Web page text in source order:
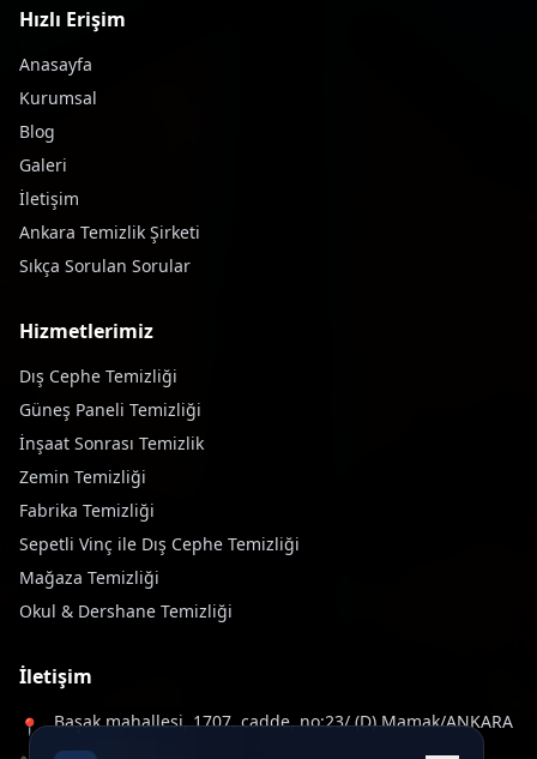
Hızlı Erişim
Anasayfa
Kurumsal
Blog
Galeri
İletişim
Ankara Temizlik Şirketi
Sıkça Sorulan Sorular
Hizmetlerimiz
Dış Cephe Temizliği
Güneş Paneli Temizliği
İnşaat Sonrası Temizlik
Zemin Temizliği
Fabrika Temizliği
Sepetli Vinç ile Dış Cephe Temizliği
Mağaza Temizliği
Okul & Dershane Temizliği
İletişim
📍
Başak mahallesi, 1707. cadde, no:23/ (D) Mamak/ANKARA